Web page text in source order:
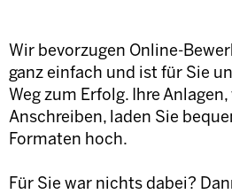
Wir bevorzugen Online-
ganz einfach und ist für Sie
Weg zum Erfolg. Ihre
Anschreiben, laden Sie
Formaten hoch.
Für Sie war nichts dabei?